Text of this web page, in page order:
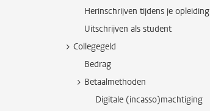
Herinschrijven tijdens je opleiding
Uitschrijven als student
Collegegeld
Bedrag
Betaalmethoden
Digitale (incasso)machtiging